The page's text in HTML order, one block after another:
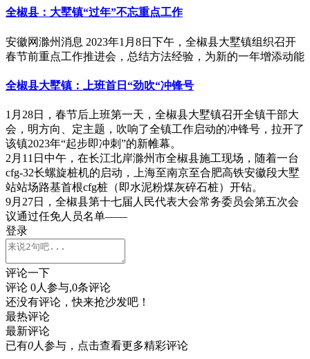
全椒县：大墅镇“过年”不忘重点工作
安徽网滁州消息 2023年1月8日下午，全椒县大墅镇组织召开
春节前重点工作推进会，总结方法经验，为新的一年增添动能
全椒县大墅镇：上班首日“劲吹“冲锋号
1月28日，春节后上班第一天，全椒县大墅镇召开全镇干部大
会，明方向、定主题，吹响了全镇工作启动的冲锋号，拉开了
该镇2023年“起步即冲刺”的新帷幕。
2月11日中午，在长江北岸滁州市全椒县施工现场，随着一台
cfg-32长螺旋桩机的启动，上海至南京至合肥高铁安徽段大墅
站站场路基首根cfg桩（即水泥粉煤灰碎石桩）开钻。
9月27日，全椒县第十七届人民代表大会常务委员会第五次会
议通过任免人员名单——
登录
评论一下
评论 0人参与,0条评论
还没有评论，快来抢沙发吧！
最热评论
最新评论
已有0人参与，点击查看更多精彩评论